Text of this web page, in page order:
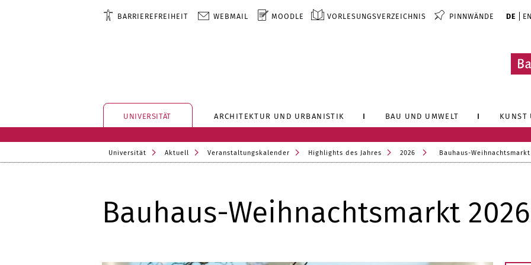
BARRIEREFREIHEIT WEBMAIL MOODLE VORLESUNGSVERZEICHNIS PINNWÄNDE DE EN
UNIVERSITÄT ARCHITEKTUR UND URBANISTIK BAU UND UMWELT KUNST
Universität Aktuell Veranstaltungskalender Highlights des Jahres 2026 Bauhaus-Weihnachtsmarkt
Bauhaus-Weihnachtsmarkt 2026